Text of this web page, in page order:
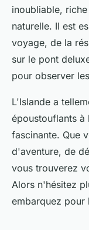
inoubliable,
naturelle. Il est
voyage, de la
sur le pont
pour observer
L'Islande a
époustouflants à
fascinante. Que
d'aventure, de
vous trouverez
Alors n'hésitez
embarquez pour